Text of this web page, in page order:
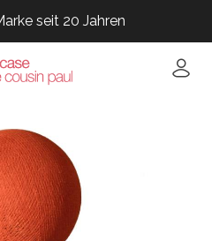
seit 20 Jahren
seit 20 Jahren
seit 20 Jahren